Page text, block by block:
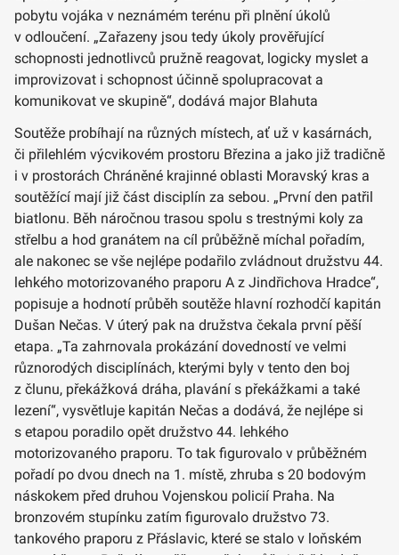
pobytu vojáka v neznámém terénu při plnění úkolů
v odloučení. „Zařazeny jsou tedy úkoly prověřující
schopnosti jednotlivců pružně reagovat, logicky myslet a
improvizovat i schopnost účinně spolupracovat a
komunikovat ve skupině“, dodává major Blahuta
Soutěže probíhají na různých místech, ať už v kasárnách,
či přilehlém výcvikovém prostoru Březina a jako již tradičně
i v prostorách Chráněné krajinné oblasti Moravský kras a
soutěžící mají již část disciplín za sebou. „První den patřil
biatlonu. Běh náročnou trasou spolu s trestnými koly za
střelbu a hod granátem na cíl průběžně míchal pořadím,
ale nakonec se vše nejlépe podařilo zvládnout družstvu 44.
lehkého motorizovaného praporu A z Jindřichova Hradce“,
popisuje a hodnotí průběh soutěže hlavní rozhodčí kapitán
Dušan Nečas. V úterý pak na družstva čekala první pěší
etapa. „Ta zahrnovala prokázání dovedností ve velmi
různorodých disciplínách, kterými byly v tento den boj
z člunu, překážková dráha, plavání s překážkami a také
lezení“, vysvětluje kapitán Nečas a dodává, že nejlépe si
s etapou poradilo opět družstvo 44. lehkého
motorizovaného praporu. To tak figurovalo v průběžném
pořadí po dvou dnech na 1. místě, zhruba s 20 bodovým
náskokem před druhou Vojenskou policií Praha. Na
bronzovém stupínku zatím figurovalo družstvo 73.
tankového praporu z Přáslavic, které se stalo v loňském